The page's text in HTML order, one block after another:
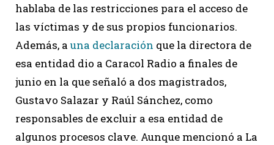
hablaba de las restricciones para el acceso de
las víctimas y de sus propios funcionarios.
Además, a una declaración que la directora de
esa entidad dio a Caracol Radio a finales de
junio en la que señaló a dos magistrados,
Gustavo Salazar y Raúl Sánchez, como
responsables de excluir a esa entidad de
algunos procesos clave. Aunque mencionó a La